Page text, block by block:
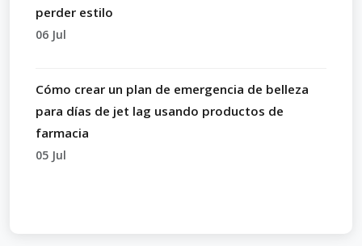
perder estilo
06 Jul
Cómo crear un plan de emergencia de belleza
para días de jet lag usando productos de
farmacia
05 Jul